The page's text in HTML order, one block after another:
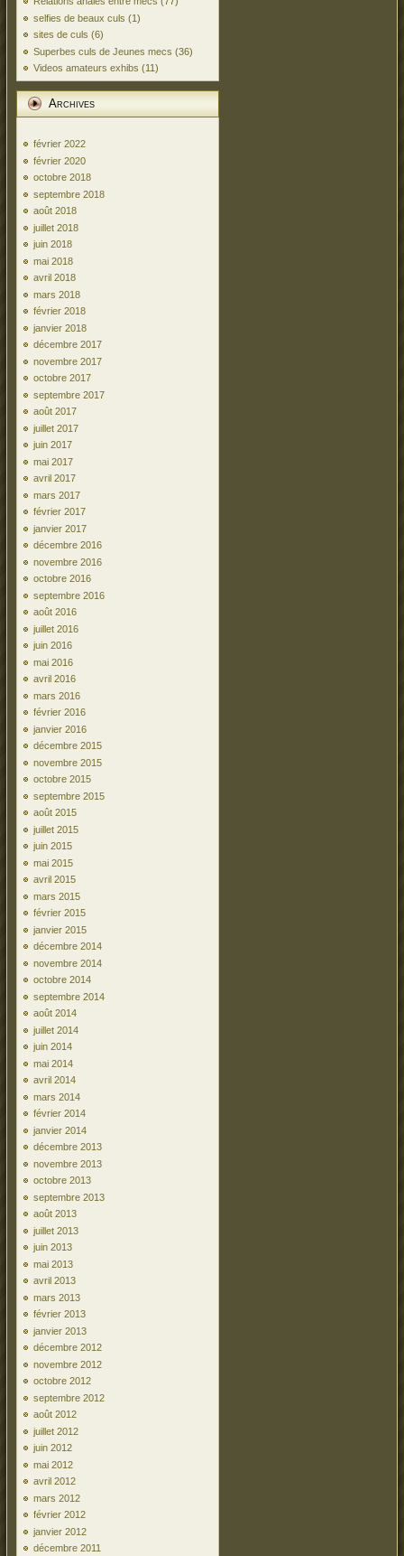
selfies de beaux culs (1)
sites de culs (6)
Superbes culs de Jeunes mecs (36)
Videos amateurs exhibs (11)
Archives
février 2022
février 2020
octobre 2018
septembre 2018
août 2018
juillet 2018
juin 2018
mai 2018
avril 2018
mars 2018
février 2018
janvier 2018
décembre 2017
novembre 2017
octobre 2017
septembre 2017
août 2017
juillet 2017
juin 2017
mai 2017
avril 2017
mars 2017
février 2017
janvier 2017
décembre 2016
novembre 2016
octobre 2016
septembre 2016
août 2016
juillet 2016
juin 2016
mai 2016
avril 2016
mars 2016
février 2016
janvier 2016
décembre 2015
novembre 2015
octobre 2015
septembre 2015
août 2015
juillet 2015
juin 2015
mai 2015
avril 2015
mars 2015
février 2015
janvier 2015
décembre 2014
novembre 2014
octobre 2014
septembre 2014
août 2014
juillet 2014
juin 2014
mai 2014
avril 2014
mars 2014
février 2014
janvier 2014
décembre 2013
novembre 2013
octobre 2013
septembre 2013
août 2013
juillet 2013
juin 2013
mai 2013
avril 2013
mars 2013
février 2013
janvier 2013
décembre 2012
novembre 2012
octobre 2012
septembre 2012
août 2012
juillet 2012
juin 2012
mai 2012
avril 2012
mars 2012
février 2012
janvier 2012
décembre 2011